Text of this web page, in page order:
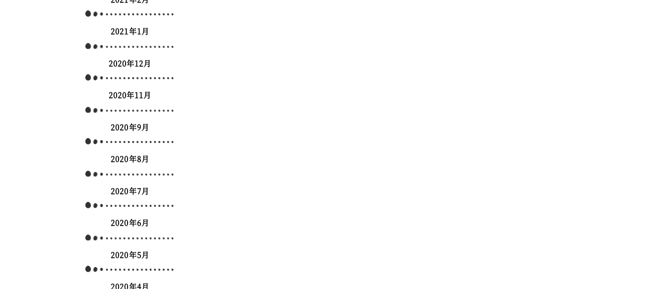
2021年1月
2020年12月
2020年11月
2020年9月
2020年8月
2020年7月
2020年6月
2020年5月
2020年4月